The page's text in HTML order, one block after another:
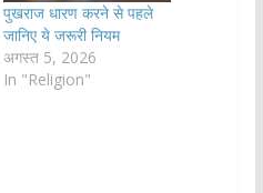
पुखराज धारण करने से पहले
जानिए ये जरूरी नियम
अगस्त 5, 2026
In "Religion"